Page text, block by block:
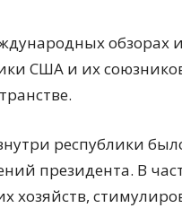
обзорах
США и их
республики
президента. В
хозяйств,